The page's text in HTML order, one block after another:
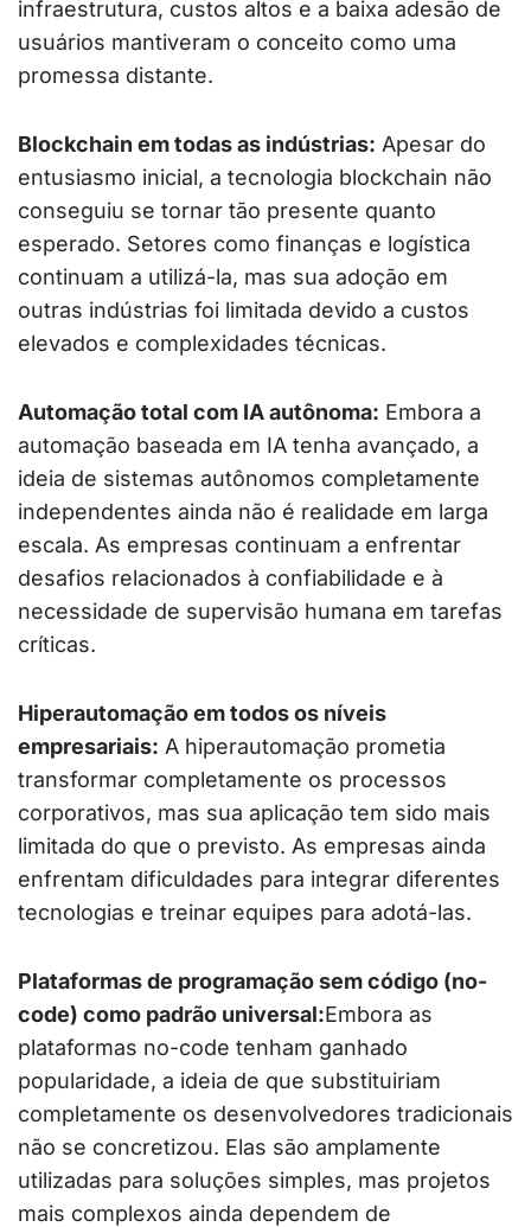
infraestrutura, custos altos e a baixa adesão de
usuários mantiveram o conceito como uma
promessa distante.
Blockchain em todas as indústrias: Apesar do
entusiasmo inicial, a tecnologia blockchain não
conseguiu se tornar tão presente quanto
esperado. Setores como finanças e logística
continuam a utilizá-la, mas sua adoção em
outras indústrias foi limitada devido a custos
elevados e complexidades técnicas.
Automação total com IA autônoma: Embora a
automação baseada em IA tenha avançado, a
ideia de sistemas autônomos completamente
independentes ainda não é realidade em larga
escala. As empresas continuam a enfrentar
desafios relacionados à confiabilidade e à
necessidade de supervisão humana em tarefas
críticas.
Hiperautomação em todos os níveis
empresariais: A hiperautomação prometia
transformar completamente os processos
corporativos, mas sua aplicação tem sido mais
limitada do que o previsto. As empresas ainda
enfrentam dificuldades para integrar diferentes
tecnologias e treinar equipes para adotá-las.
Plataformas de programação sem código (no-
code) como padrão universal:Embora as
plataformas no-code tenham ganhado
popularidade, a ideia de que substituiriam
completamente os desenvolvedores tradicionais
não se concretizou. Elas são amplamente
utilizadas para soluções simples, mas projetos
mais complexos ainda dependem de